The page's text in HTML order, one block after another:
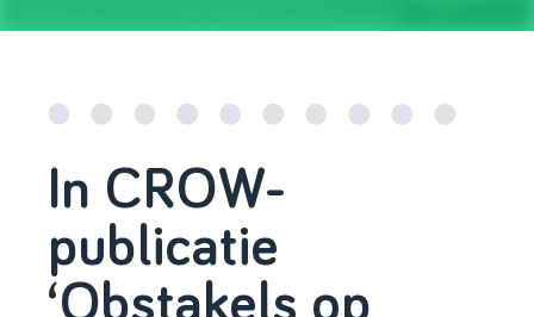
In CROW-
publicatie
‘Obstakels op